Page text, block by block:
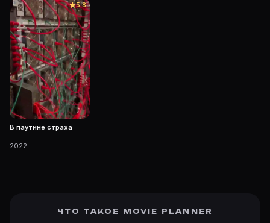
5.8
В паутине страха
2022
ЧТО ТАКОЕ MOVIE PLANNER